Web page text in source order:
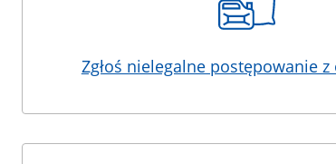
Zgłoś nielegalne postępowanie